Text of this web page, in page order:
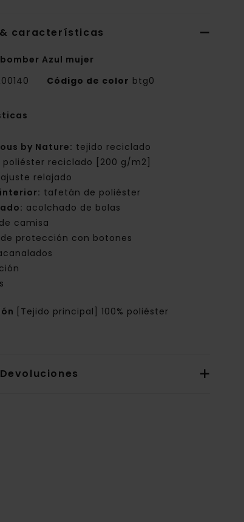
características
Azul mujer
Código de color btg0
by Nature: tejido reciclado
poliéster reciclado [200 g/m2]
ajuste relajado
tafetán de poliéster
acolchado de bolas
camisa
de protección con botones
[Tejido principal] 100% poliéster